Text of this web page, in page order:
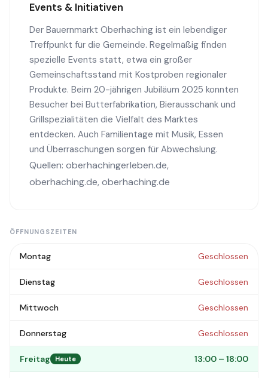
Events & Initiativen
Der Bauernmarkt Oberhaching ist ein lebendiger
Treffpunkt für die Gemeinde. Regelmäßig finden
spezielle Events statt, etwa ein großer
Gemeinschaftsstand mit Kostproben regionaler
Produkte. Beim 20-jährigen Jubiläum 2025 konnten
Besucher bei Butterfabrikation, Bierausschank und
Grillspezialitäten die Vielfalt des Marktes
entdecken. Auch Familientage mit Musik, Essen
und Überraschungen sorgen für Abwechslung.
Quellen: oberhachingerleben.de,
oberhaching.de, oberhaching.de
ÖFFNUNGSZEITEN
Montag Geschlossen
Dienstag Geschlossen
Mittwoch Geschlossen
Donnerstag Geschlossen
Freitag Heute 13:00 – 18:00